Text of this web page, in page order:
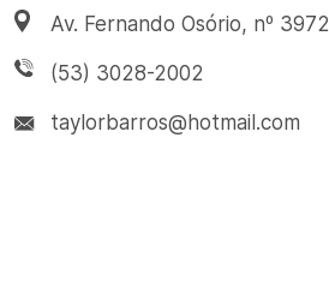
Av. Fernando Osório, nº 3972
(53) 3028-2002
taylorbarros@hotmail.com